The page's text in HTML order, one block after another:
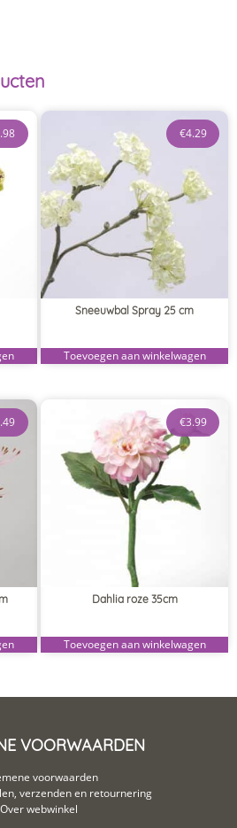
Sneeuwbal Spray 25 cm
€4.29
Toevoegen aan winkelwagen
Dahlia roze 35cm
€3.99
Toevoegen aan winkelwagen
VOORWAARDEN
voorwaarden
verzenden en retournering
Over webwinkel